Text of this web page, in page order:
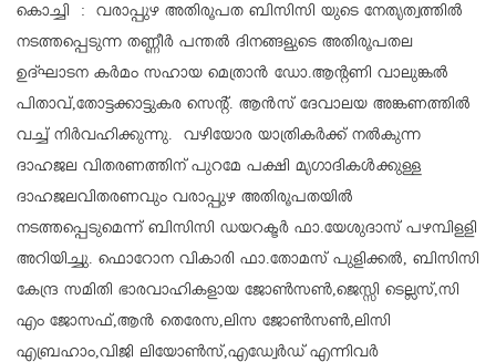
കൊച്ചി : വരാപ്പുഴ അതിരൂപത ബിസിസി യുടെ നേതൃത്വത്തിൽ
നടത്തപ്പെടുന്ന തണ്ണീർ പന്തൽ ദിനങ്ങളുടെ അതിരൂപതല
ഉദ്ഘാടന കർമം സഹായ മെത്രാൻ ഡോ.ആൻ്റണി വാലുങ്കൽ
പിതാവ്,തോട്ടക്കാട്ടുകര സെൻ്റ്. ആൻസ് ദേവാലയ അങ്കണത്തിൽ
വച്ച് നിർവഹിക്കുന്നു. വഴിയോര യാത്രികർക്ക് നൽകുന്ന
ദാഹജല വിതരണത്തിന് പുറമേ പക്ഷി മൃഗാദികൾക്കുള്ള
ദാഹജലവിതരണവും വരാപ്പുഴ അതിരൂപതയിൽ
നടത്തപ്പെടുമെന്ന് ബിസിസി ഡയറക്ടർ ഫാ.യേശുദാസ് പഴമ്പിളളി
അറിയിച്ചു. ഫൊറോന വികാരി ഫാ.തോമസ് പുളിക്കൽ, ബിസിസി
കേന്ദ്ര സമിതി ഭാരവാഹികളായ ജോൺസൺ,ജെസ്സി ടെല്ലസ്,സി
എം ജോസഫ്,ആൻ തെരേസ,ലിസ ജോൺസൺ,ലിസി
എബ്രഹാം,വിജി ലിയോൺസ്,എഡ്വേർഡ് എന്നിവർ